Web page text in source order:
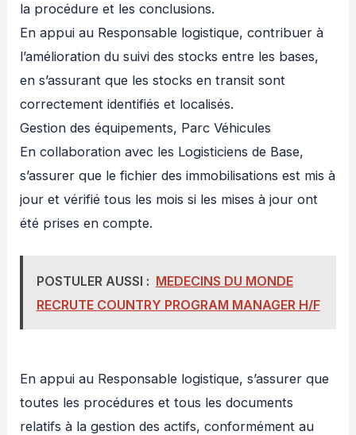
la procédure et les conclusions.
En appui au Responsable logistique, contribuer à
l’amélioration du suivi des stocks entre les bases,
en s’assurant que les stocks en transit sont
correctement identifiés et localisés.
Gestion des équipements, Parc Véhicules
En collaboration avec les Logisticiens de Base,
s’assurer que le fichier des immobilisations est mis à
jour et vérifié tous les mois si les mises à jour ont
été prises en compte.
POSTULER AUSSI : MEDECINS DU MONDE
RECRUTE COUNTRY PROGRAM MANAGER H/F
En appui au Responsable logistique, s’assurer que
toutes les procédures et tous les documents
relatifs à la gestion des actifs, conformément au